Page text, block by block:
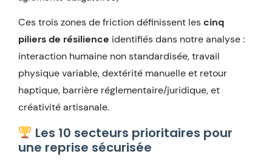
Ces trois zones de friction définissent lescinq
piliers de résilience identifiés dans notre analyse :
interaction humaine non standardisée, travail
physique variable, dextérité manuelle et retour
haptique, barrière réglementaire/juridique, et
créativité artisanale.
Les 10 secteurs prioritaires pour
une reprise sécurisée